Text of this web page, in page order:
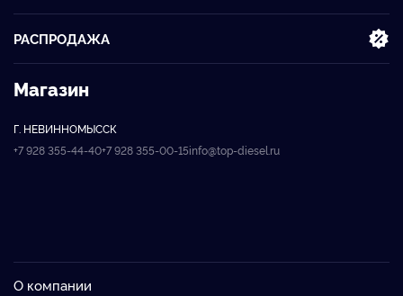
РАСПРОДАЖА
Магазин
Г. НЕВИННОМЫССК
+7 928 355-44-40+7 928 355-00-15info@top-diesel.ru
О компании